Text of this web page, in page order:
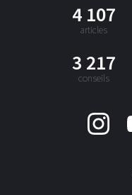
4 107
articles
3 217
conseils